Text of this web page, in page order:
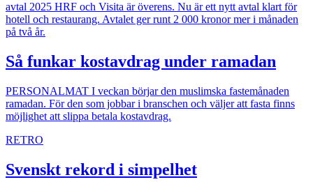
avtal 2025 HRF och Visita är överens. Nu är ett nytt avtal klart för
hotell och restaurang. Avtalet ger runt 2 000 kronor mer i månaden
på två år.
Så funkar kostavdrag under ramadan
PERSONALMAT I veckan börjar den muslimska fastemånaden
ramadan. För den som jobbar i branschen och väljer att fasta finns
möjlighet att slippa betala kostavdrag.
RETRO
Svenskt rekord i simpelhet